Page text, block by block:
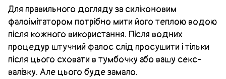
Для правильного догляду за силіконовим
фалоімітатором потрібно мити його теплою водою
після кожного використання. Після водних
процедур штучний фалос слід просушити і тільки
після цього сховати в тумбочку або вашу секс-
валізку. Але цього буде замало.